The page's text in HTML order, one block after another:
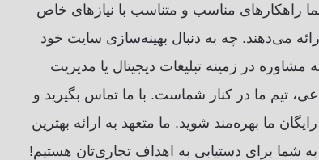
راهکارهای مناسب و متناسب با نیازهای خاص
می‌دهند. چه به دنبال بهینه‌سازی سایت خود
مشاوره در زمینه تبلیغات دیجیتال یا مدیریت
تیم ما در کنار شماست. با ما تماس بگیرید و
ما بهره‌مند شوید. ما متعهد به ارائه بهترین
شما برای دستیابی به اهداف تجاری‌تان هستیم!